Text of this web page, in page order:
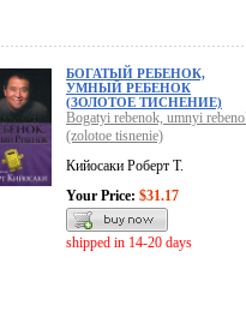
БОГАТЫЙ РЕБЕНОК,
УМНЫЙ РЕБЕНОК
(ЗОЛОТОЕ ТИСНЕНИЕ)
Bogatyi rebenok, umnyi
(zolotoe tisnenie)
Кийосаки Роберт Т.
Your Price: $31.17
shipped in 14-20 days